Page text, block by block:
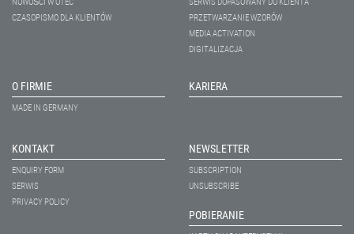
CZASOPISMO DLA KLIENTÓW
PRZETWARZANIE WZORÓW
MEDIA ACTIVATION
DIGITALIZACJA
O FIRMIE
MADE IN GERMANY
KARIERA
KONTAKT
ENQUIRY FORM
SERWIS
PRIVACY POLICY
NEWSLETTER
SUBSCRIPTION
UNSUBSCRIBE
POBIERANIE